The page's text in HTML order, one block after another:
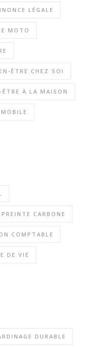
LÉGALE
MOTO
ÊTRE CHEZ SOI
ÊTRE À LA MAISON
CARBONE
COMPTABLE
DE VIE
DURABLE